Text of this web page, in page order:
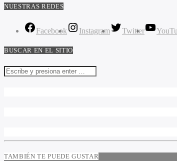
NUESTRAS REDES
Facebook Instagram Twitter
BUSCAR EN EL SITIO
TAMBIÉN TE PUEDE GUSTAR